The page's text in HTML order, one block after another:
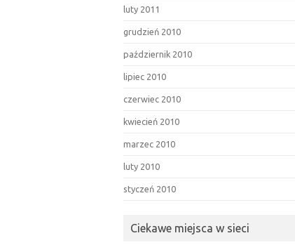
luty 2011
grudzień 2010
październik 2010
lipiec 2010
czerwiec 2010
kwiecień 2010
marzec 2010
luty 2010
styczeń 2010
Ciekawe miejsca w sieci